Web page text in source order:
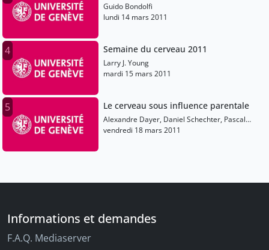
Guido Bondolfi
lundi 14 mars 2011
4 Semaine du cerveau 2011
Larry J. Young
mardi 15 mars 2011
5 Le cerveau sous influence parentale
Alexandre Dayer, Daniel Schechter, Pascal
Vrticka
vendredi 18 mars 2011
Informations et demandes
F.A.Q. Mediaserver